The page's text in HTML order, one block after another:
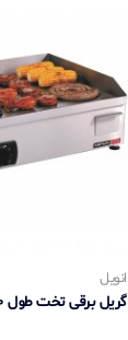
انویل
گریل برقی تخت طول 60